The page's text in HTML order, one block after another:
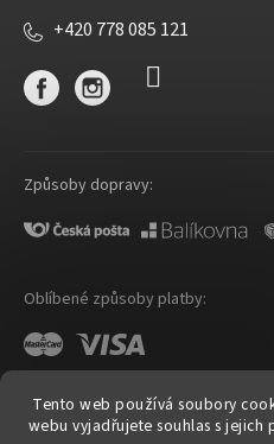
Tento web používá soubory
webu vyjadřujete souhlas s jejich
+420 778 085 121
Způsoby dopravy:
Oblíbené způsoby platby:
Shoptet |